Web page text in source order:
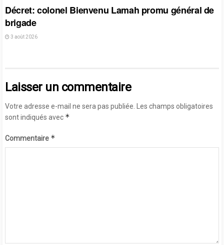
Décret: colonel Bienvenu Lamah promu général de
brigade
3 août 2026
Laisser un commentaire
Votre adresse e-mail ne sera pas publiée.
Les champs obligatoires
sont indiqués avec *
Commentaire *